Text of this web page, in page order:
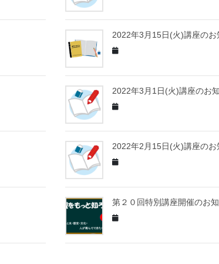
2022年3月15日(火)講座のお
2022年3月1日(火)講座のお
2022年2月15日(火)講座のお
第２０回特別講座開催のお